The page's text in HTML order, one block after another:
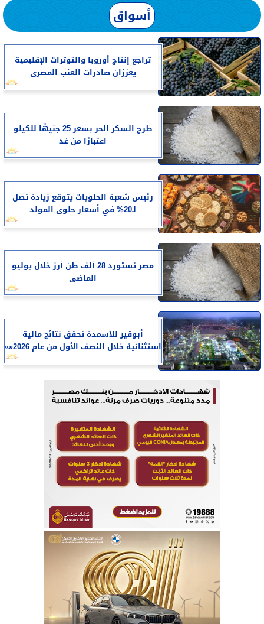
أسواق
تراجع إنتاج أوروبا والتوترات الإقليمية
يعززان صادرات العنب المصرى
طرح السكر الحر بسعر 25 جنيهًا للكيلو
اعتبارًا من غد
رئيس شعبة الحلويات يتوقع زيادة تصل
لـ20% في أسعار حلوى المولد
مصر تستورد 28 ألف طن أرز خلال يوليو
الماضى
أبوقير للأسمدة تحقق نتائج مالية
استثنائية خلال النصف الأول من عام 2026«»